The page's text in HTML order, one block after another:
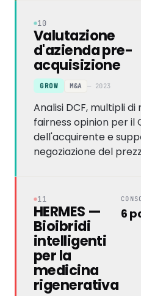
10
Valutazione
d'azienda pre-
acquisizione
GROW M&A — 2023
Analisi DCF, multipli
fairness opinion per il
dell'acquirente e
negoziazione del
11
HERMES —
Bioibridi
intelligenti
per la
medicina
rigenerativa
6